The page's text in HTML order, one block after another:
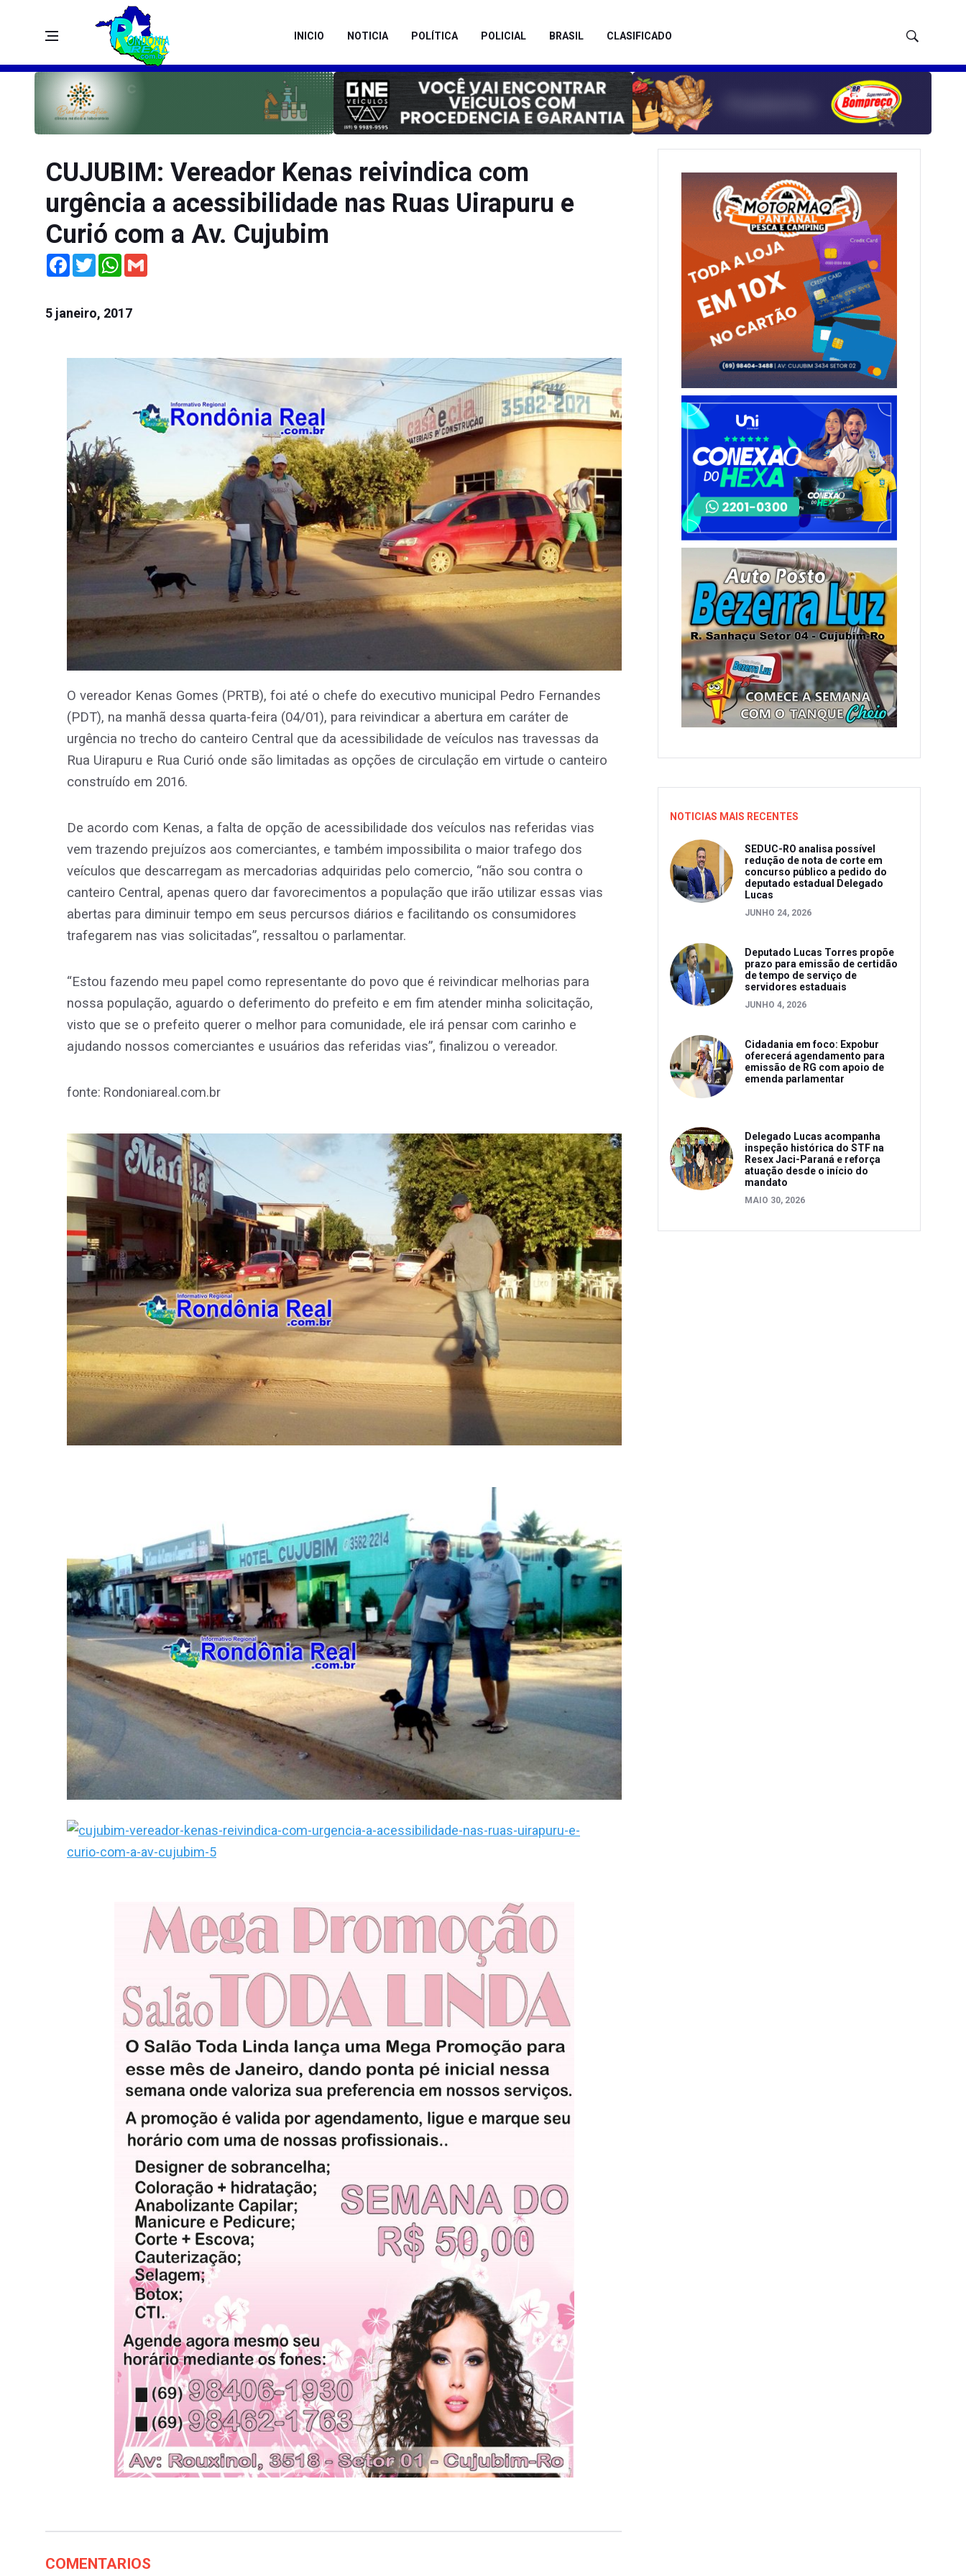
INICIO NOTICIA POLÍTICA POLICIAL BRASIL CLASIFICADO
CUJUBIM: Vereador Kenas reivindica com
urgência a acessibilidade nas Ruas Uirapuru e
Curió com a Av. Cujubim
Facebook
TwitterWhatsApp
5 janeiro, 2017
O vereador Kenas Gomes (PRTB), foi até o chefe do executivo municipal Pedro Fernandes
(PDT), na manhã dessa quarta-feira (04/01), para reivindicar a abertura em caráter de
urgência no trecho do canteiro Central que da acessibilidade de veículos nas travessas da
Rua Uirapuru e Rua Curió onde são limitadas as opções de circulação em virtude o canteiro
construído em 2016.
De acordo com Kenas, a falta de opção de acessibilidade dos veículos nas referidas vias
vem trazendo prejuízos aos comerciantes, e também impossibilita o maior trafego dos
veículos que descarregam as mercadorias adquiridas pelo comercio, “não sou contra o
canteiro Central, apenas quero dar favorecimentos a população que irão utilizar essas vias
abertas para diminuir tempo em seus percursos diários e facilitando os consumidores
trafegarem nas vias solicitadas”, ressaltou o parlamentar.
“Estou fazendo meu papel como representante do povo que é reivindicar melhorias para
nossa população, aguardo o deferimento do prefeito e em fim atender minha solicitação,
visto que se o prefeito querer o melhor para comunidade, ele irá pensar com carinho e
ajudando nossos comerciantes e usuários das referidas vias”, finalizou o vereador.
fonte: Rondoniareal.com.br
COMENTARIOS
NOTICIAS MAIS RECENTES
SEDUC-RO analisa possível
redução de nota de corte em
concurso público a pedido do
deputado estadual Delegado
Lucas
JUNHO 24, 2026
Deputado Lucas Torres propõe
prazo para emissão de certidão
de tempo de serviço de
servidores estaduais
JUNHO 4, 2026
Cidadania em foco: Expobur
oferecerá agendamento para
emissão de RG com apoio de
emenda parlamentar
Delegado Lucas acompanha
inspeção histórica do STF na
Resex Jaci-Paraná e reforça
atuação desde o início do
mandato
MAIO 30, 2026